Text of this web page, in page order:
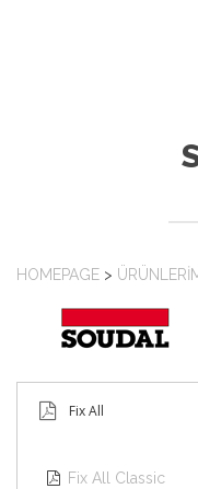
HOMEPAGE >
Fix All
 Fix All Classic